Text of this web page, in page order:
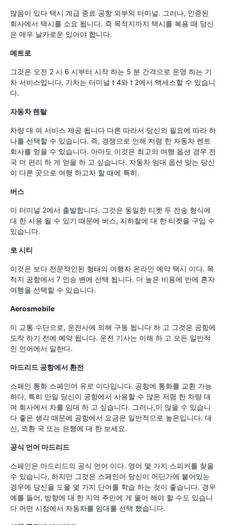
많음이 있다 택시 계급 종료 공항 외부의 터미널. 그러나, 인증된
회사에서 택시를 소요 됩니다. 즉 목적지까지 택시를 복용 때 당신
은 매우 날카로운 있어야 합니다.
메트로
그것은 오전 2 시 6 시부터 시작 하는 5 분 간격으로 운영 하는 기
차 서비스입니다. 기차는 터미널 t 4와 t 2에서 액세스할 수 있습니
다.
자동차 렌탈
차량 대 여 서비스 제공 됩니다 다른 따라서 당신의 필요에 따라 하
나를 선택할 수 있습니다. 즉, 경쟁으로 인해 저렴 한 자동차 렌트
회사를 얻을 수 있습니다. 아마도 이것은 최고의 여행 옵션 경우 전
국 더 편리 하 게 얻을 하 고 싶습니다. 자동차 임대 옵션 맞는 당신
이 다른 곳으로 여행 하고자 할 때에 특히.
버스
이 터미널 2에서 출발합니다. 그것은 동일한 티켓 두 전송 형식에
대 한 사용 될 수 있기 때문에 버스, 지하철에 대 한 티켓을 구입 수
있습니다.
로 시티
이것은 보다 전문적인된 형태의 여행자 온라인 예약 택시 이다. 목
적지 공항에서 7 인승 밴에 선택 됩니다. 더 높은 비용에 반에 혼자
여행을 선택할 수 있습니다.
Aerosmobile
이 교통 수단으로, 운전사에 의해 구동 됩니다 하 고 그것은 공항에
도착 하기 전에 예약 됩니다. 운전 기사는 이해 하 고 모든 일반적
인 언어에서 말한다.
마드리드 공항에서 환전
스페인 통화 스페인어 유로 이다입니다. 공항에 통화를 교환 가능
하다, 특히 만일 당신이 공항에서 사용할 수 많은 저렴 한 차량 대
여 회사에서 차를 임대 하 고 싶습니다. 그러나,이 않을 수 있습니
다 좋은 생각 때문에 공항에서 요금은 일반적으로 높은입니다. 대
신, 외환 국 또는 은행에 대 한 보세요.
공식 언어 마드리드
스페인은 마드리드의 공식 언어 이다. 영어 몇 가지 스피커를 찾을
수 있습니다, 하지만 그것은 스페인어 당신이 어딘가에 붙어있는
경우에 당신을 도울 몇 가지 단어를 학습 하는 것이 좋습니다. 경우
예를 들어, 방향에 대 한 지역 주민에 게 물어 해야 할 수도 있습니
다 어떤 시점에서 자동차를 임대를 선택 했습니다.